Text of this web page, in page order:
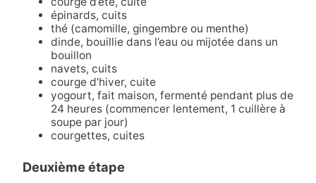
épinards, cuits
thé (camomille, gingembre ou menthe)
dinde, bouillie dans l’eau ou mijotée dans un
bouillon
navets, cuits
courge d’hiver, cuite
yogourt, fait maison, fermenté pendant plus de
24 heures (commencer lentement, 1 cuillère à
soupe par jour)
courgettes, cuites
Deuxième étape